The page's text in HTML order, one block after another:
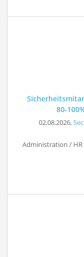
80-
02.08.2026,
Administration / HR